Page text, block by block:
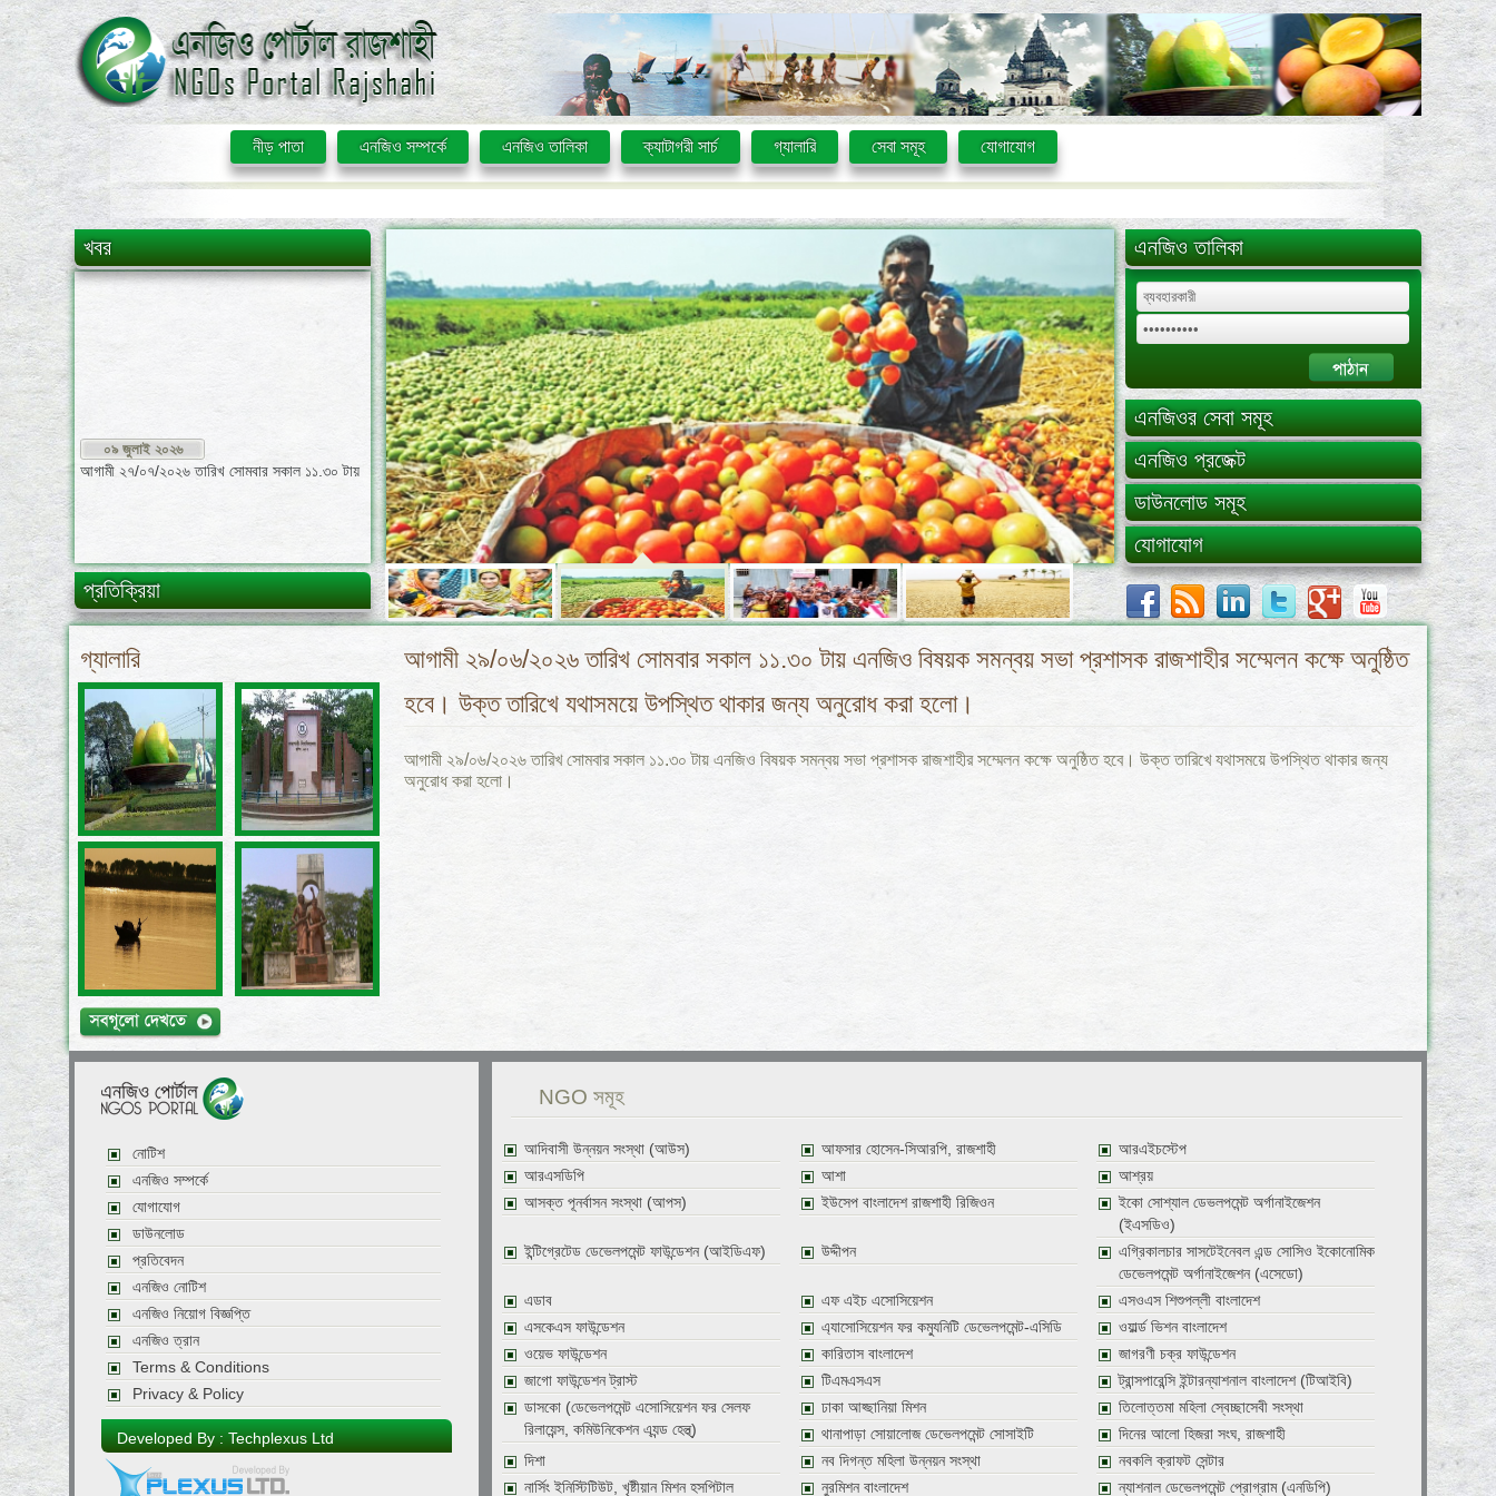
নীড় পাতা এনজিও সম্পর্কে এনজিও তালিকা ক্যাটাগরী সার্চ গ্যালারি সেবা সমূহ যোগাযোগ
খবর
কক্ষে অনুষ্ঠিত হবে। উক্ত তারিখে যথাসময়ে উপস্থিত
থাকার জন্য অনুরোধ করা হলো।
প্রতিক্রিয়া
এনজিও তালিকা
এনজিওর সেবা সমূহ
এনজিও প্রজেক্ট
ডাউনলোড সমূহ
যোগাযোগ
গ্যালারি
আগামী ২৯/০৬/২০২৬ তারিখ সোমবার সকাল ১১.৩০ টায় এনজিও বিষয়ক সমন্বয় সভা প্রশাসক রাজশাহীর সম্মেলন কক্ষে অনুষ্ঠিত
হবে। উক্ত তারিখে যথাসময়ে উপস্থিত থাকার জন্য অনুরোধ করা হলো।
আগামী ২৯/০৬/২০২৬ তারিখ সোমবার সকাল ১১.৩০ টায় এনজিও বিষয়ক সমন্বয় সভা প্রশাসক রাজশাহীর সম্মেলন কক্ষে অনুষ্ঠিত হবে। উক্ত তারিখে যথাসময়ে উপস্থিত থাকার জন্য
অনুরোধ করা হলো।
নোটিশ
এনজিও সম্পর্কে
যোগাযোগ
ডাউনলোড
প্রতিবেদন
এনজিও নোটিশ
এনজিও নিয়োগ বিজ্ঞপ্তি
এনজিও ত্রান
Terms & Conditions
Privacy & Policy
Developed By : Techplexus Ltd
NGO সমূহ
আদিবাসী উন্নয়ন সংস্থা (আউস) আফসার হোসেন-সিআরপি, রাজশাহী
আরএইচস্টেপ
আরএসডিপি
আশা
আশ্রয়
আসক্ত পূনর্বাসন সংস্থা (আপস)
ইউসেপ বাংলাদেশ রাজশাহী রিজিওন
ইকো সোশ্যাল ডেভলপমেন্ট অর্গানাইজেশন
(ইএসডিও)
ইন্টিগ্রেটেড ডেভেলপমেন্ট ফাউন্ডেশন (আইডিএফ)
উদ্দীপন
এগ্রিকালচার সাসটেইনেবল এন্ড সোসিও ইকোনোমিক
ডেভেলপমেন্ট অর্গানাইজেশন (এসেডো)
এডাব
এফ এইচ এসোসিয়েশন
এসওএস শিশুপল্লী বাংলাদেশ
এসকেএস ফাউন্ডেশন
এ্যাসোসিয়েশন ফর কম্যুনিটি ডেভেলপমেন্ট-এসিডি
ওয়ার্ল্ড ভিশন বাংলাদেশ
ওয়েভ ফাউন্ডেশন
কারিতাস বাংলাদেশ
জাগরণী চক্র ফাউন্ডেশন
জাগো ফাউন্ডেশন ট্রাস্ট
টিএমএসএস
ট্রান্সপারেন্সি ইন্টারন্যাশনাল বাংলাদেশ (টিআইবি)
ডাসকো (ডেভেলপমেন্ট এসোসিয়েশন ফর সেলফ
রিলায়েন্স, কমিউনিকেশন এ্যন্ড হেল্থ্)
ঢাকা আহ্ছানিয়া মিশন
তিলোত্তমা মহিলা স্বেচ্ছাসেবী সংস্থা
থানাপাড়া সোয়ালোজ ডেভেলপমেন্ট সোসাইটি
দিনের আলো হিজরা সংঘ, রাজশাহী
দিশা
নব দিগন্ত মহিলা উন্নয়ন সংস্থা
নবকলি ক্রাফট সেন্টার
নার্সিং ইনিস্টিটিউট, খৃষ্টীয়ান মিশন হসপিটাল
নুরমিশন বাংলাদেশ ন্যাশনাল ডেভেলপমেন্ট প্রোগ্রাম (এনডিপি)